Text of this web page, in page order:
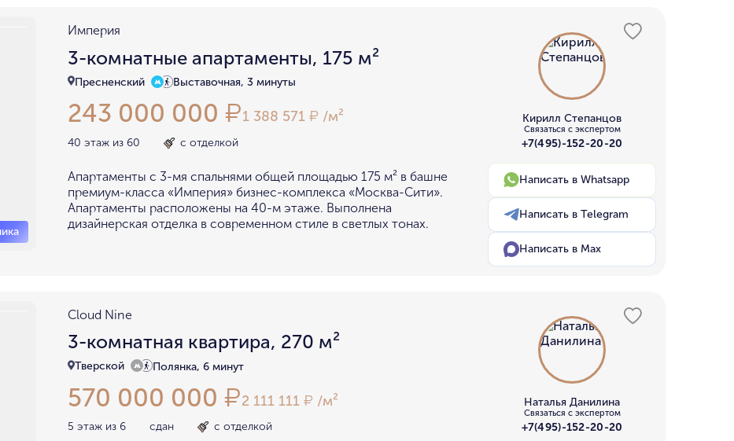
Империя
3-комнатные апартаменты, 175 м²
Пресненский Выставочная, 3 минуты
243 000 000 ₽1 388 571 ₽ /м²
40 этаж из 60 с отделкой
Апартаменты с 3-мя спальнями общей площадью 175 м² в башне
премиум-класса «Империя» бизнес-комплекса «Москва-Сити».
Апартаменты расположены на 40-м этаже. Выполнена
дизайнерская отделка в современном стиле в светлых тонах.
Кирилл Степанцов
Связаться с экспертом
+7(495)-152-20-20
Написать в Whatsapp
Написать в Telegram
Написать в Max
Cloud Nine
3-комнатная квартира, 270 м²
Тверской Полянка, 6 минут
570 000 000 ₽2 111 111 ₽ /м²
5 этаж из 6 сдан с отделкой
Наталья Данилина
Связаться с экспертом
+7(495)-152-20-20